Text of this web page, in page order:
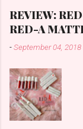
REVIEW:
RED-A
-September 04, 2018